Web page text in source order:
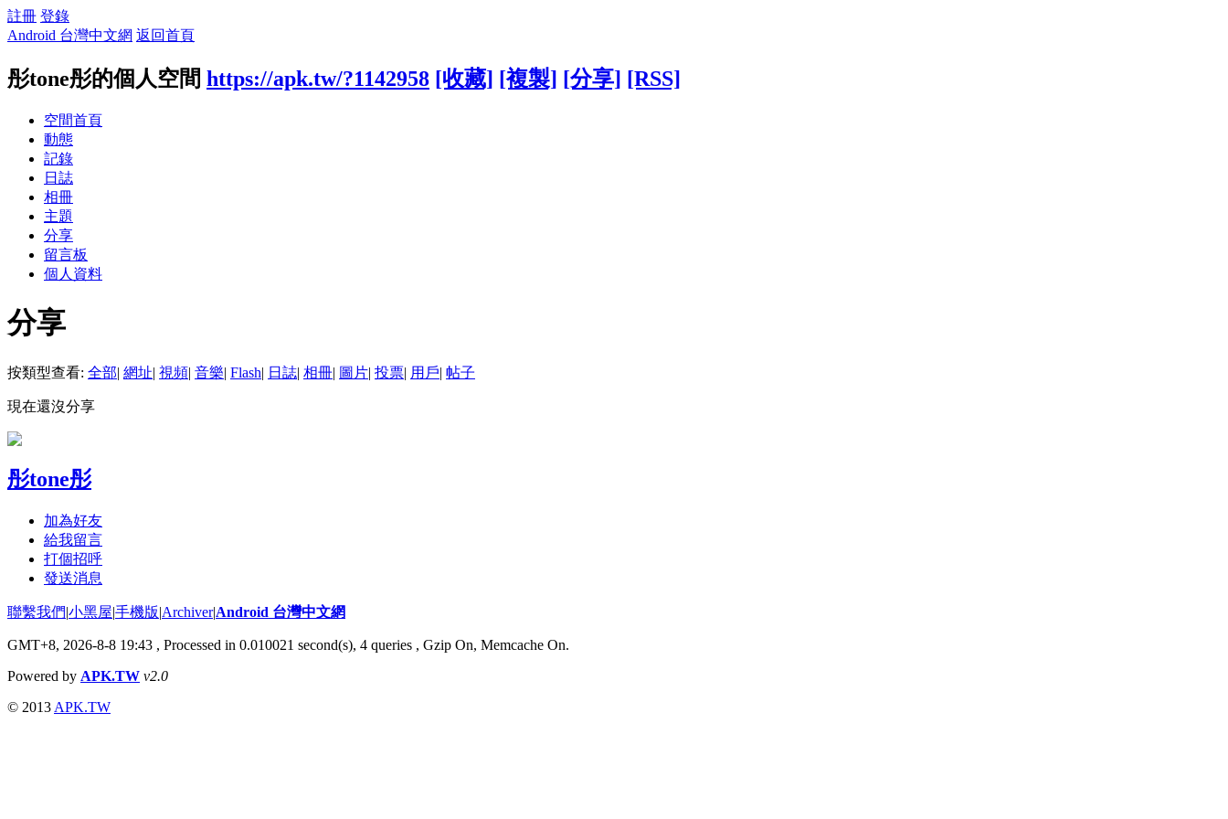
註冊 登錄
Android 台灣中文網 返回首頁
彤tone彤的個人空間 https://apk.tw/?1142958 [收藏] [複製] [分享] [RSS]
空間首頁
動態
記錄
日誌
相冊
主題
分享
留言板
個人資料
分享
按類型查看: 全部| 網址| 視頻| 音樂| Flash| 日誌| 相冊| 圖片| 投票| 用戶| 帖子
現在還沒分享
彤tone彤
加為好友
給我留言
打個招呼
發送消息
聯繫我們|小黑屋|手機版|Archiver|Android 台灣中文網
GMT+8, 2026-8-8 19:43 , Processed in 0.010021 second(s), 4 queries , Gzip On, Memcache On.
Powered by APK.TW v2.0
© 2013 APK.TW